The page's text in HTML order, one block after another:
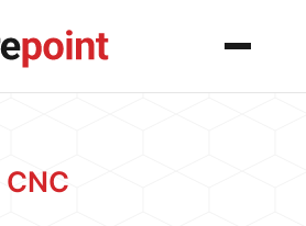
Menü
CNC